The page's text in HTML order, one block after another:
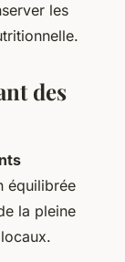
les
des
équilibrée
la pleine